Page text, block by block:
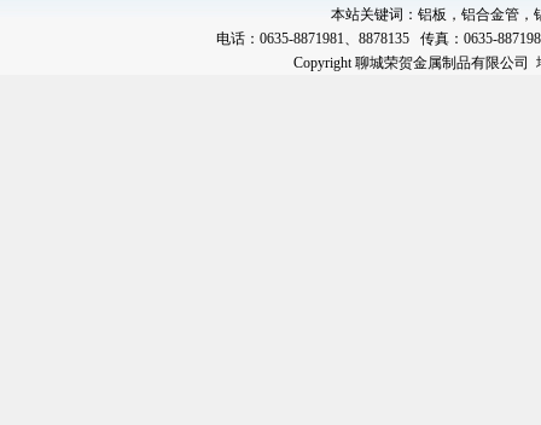
本站关键词： 铝板 ， 铝合金管 ，
电话：0635-8871981、8878135 传真：0635-
Copyright 聊城荣贺金属制品有限公